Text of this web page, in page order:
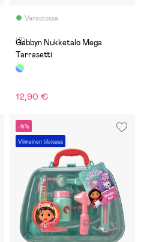
Varastossa
(2)
Gabbyn Nukketalo Mega
Tarrasetti
12,90 €
-14%
Viimeinen tilaisuus